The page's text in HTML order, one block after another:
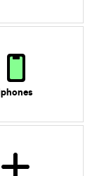
Iphones